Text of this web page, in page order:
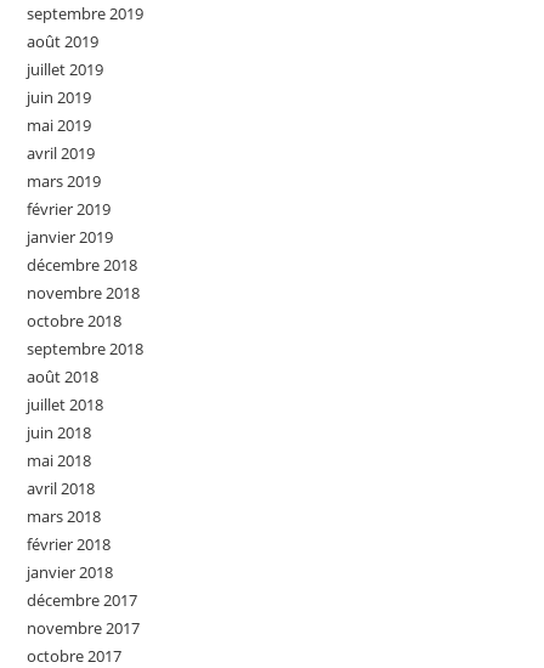
septembre 2019
août 2019
juillet 2019
juin 2019
mai 2019
avril 2019
mars 2019
février 2019
janvier 2019
décembre 2018
novembre 2018
octobre 2018
septembre 2018
août 2018
juillet 2018
juin 2018
mai 2018
avril 2018
mars 2018
février 2018
janvier 2018
décembre 2017
novembre 2017
octobre 2017